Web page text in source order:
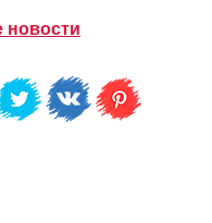
новости